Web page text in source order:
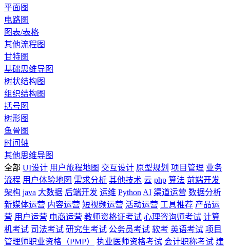
平面图
电路图
图表/表格
其他流程图
甘特图
基础思维导图
树状结构图
组织结构图
括号图
树形图
鱼骨图
时间轴
其他思维导图
全部 UI设计 用户旅程地图 交互设计 原型规划 项目管理 业务
流程 用户体验地图 需求分析 其他技术 云 php 算法 前端开发
架构 java 大数据 后端开发 运维 Python AI 渠道运营 数据分析
新媒体运营 内容运营 短视频运营 活动运营 工具推荐 产品运
营 用户运营 电商运营 教师资格证考试 心理咨询师考试 计算
机考试 司法考试 研究生考试 公务员考试 软考 英语考试 项目
管理师职业资格（PMP）
执业医师资格考试 会计职称考试 建